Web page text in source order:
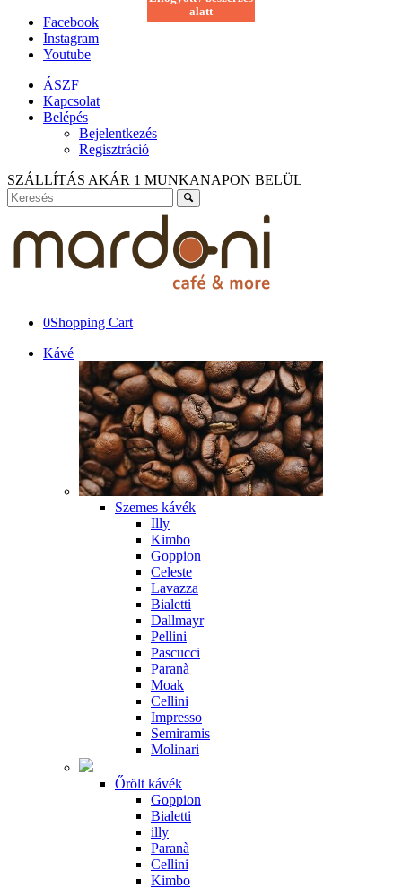
Facebook
Instagram
Youtube
ÁSZF
Kapcsolat
Belépés
Bejelentkezés
Regisztráció
SZÁLLÍTÁS AKÁR 1 MUNKANAPON BELÜL
0Shopping Cart
Kávé
Szemes kávék
Illy
Kimbo
Goppion
Celeste
Lavazza
Bialetti
Dallmayr
Pellini
Pascucci
Paranà
Moak
Cellini
Impresso
Semiramis
Molinari
Őrölt kávék
Goppion
Bialetti
illy
Paranà
Cellini
Kimbo
alatt
alatt